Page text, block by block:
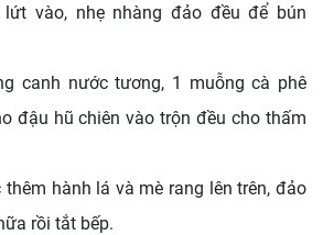
lứt vào, nhẹ nhàng đảo đều để bún
canh nước tương, 1 muỗng cà phê
đậu hũ chiên vào trộn đều cho thấm
thêm hành lá và mè rang lên trên, đảo
rồi tắt bếp.